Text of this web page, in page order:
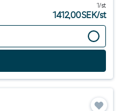
1/st
1412,00SEK/st